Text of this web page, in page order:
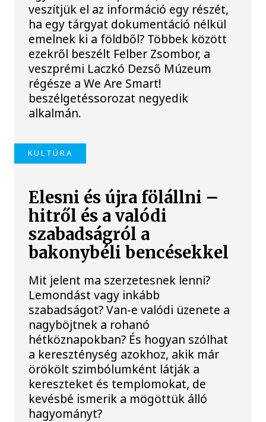
veszítjük el az információ egy részét,
ha egy tárgyat dokumentáció nélkül
emelnek ki a földből? Többek között
ezekről beszélt Felber Zsombor, a
veszprémi Laczkó Dezső Múzeum
régésze a We Are Smart!
beszélgetéssorozat negyedik
alkalmán.
KULTÚRA
Elesni és újra fölállni –
hitről és a valódi
szabadságról a
bakonybéli bencésekkel
Mit jelent ma szerzetesnek lenni?
Lemondást vagy inkább
szabadságot? Van-e valódi üzenete a
nagyböjtnek a rohanó
hétköznapokban? És hogyan szólhat
a kereszténység azokhoz, akik már
örökölt szimbólumként látják a
kereszteket és templomokat, de
kevésbé ismerik a mögöttük álló
hagyományt?